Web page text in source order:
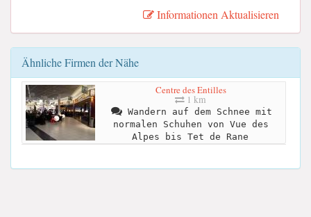
Informationen Aktualisieren
Ähnliche Firmen der Nähe
Centre des Entilles
1 km
Wandern auf dem Schnee mit
normalen Schuhen von Vue des
Alpes bis Tet de Rane